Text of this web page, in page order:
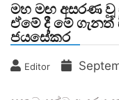
මහ මඟ අසරණ
ඒමේ දී මේ
ජයසේකර
Editor